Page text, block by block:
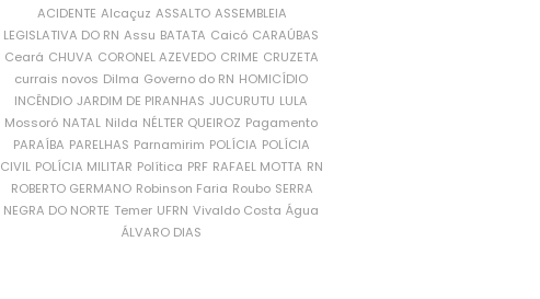
ACIDENTE Alcaçuz ASSALTO ASSEMBLEIA
LEGISLATIVA DO RN Assu BATATA Caicó CARAÚBAS
Ceará CHUVA CORONEL AZEVEDO CRIME CRUZETA
currais novos Dilma Governo do RN HOMICÍDIO
INCÊNDIO JARDIM DE PIRANHAS JUCURUTU LULA
Mossoró NATAL Nilda NÉLTER QUEIROZ Pagamento
PARAÍBA PARELHAS Parnamirim POLÍCIA POLÍCIA
CIVIL POLÍCIA MILITAR Política PRF RAFAEL MOTTA RN
ROBERTO GERMANO Robinson Faria Roubo SERRA
NEGRA DO NORTE Temer UFRN Vivaldo Costa Água
ÁLVARO DIAS